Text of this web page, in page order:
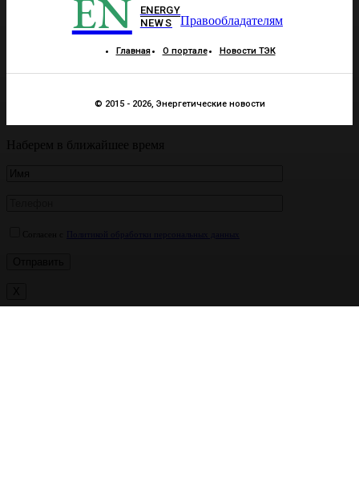
EN
ENERGY
NEWS
Правообладателям
Главная О портале Новости ТЭК
© 2015 - 2026, Энергетические новости
Наберем в ближайшее время